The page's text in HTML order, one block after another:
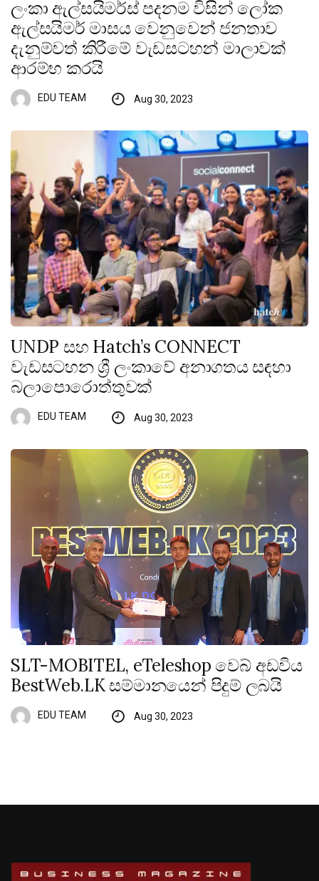
ලංකා ඇල්සයිමර්ස් පදනම විසින් ලෝක
ඇල්සයිමර් මාසය වෙනුවෙන් ජනතාව
දැනුම්වත් කිරීමේ වැඩසටහන් මාලාවක්
ආරම්භ කරයි
EDU TEAM Aug 30, 2023
UNDP සහ Hatch’s CONNECT
වැඩසටහන ශ්‍රී ලංකාවේ අනාගතය සඳහා
බලාපොරොත්තුවක්
EDU TEAM Aug 30, 2023
SLT-MOBITEL, eTeleshop වෙබ් අඩවිය
BestWeb.LK සම්මානයෙන් පිදුම් ලබයි
EDU TEAM Aug 30, 2023